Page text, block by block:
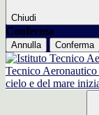
Chiudi
Conferma
Annulla Conferma
Tecnico Aeronautico
cielo e del mare